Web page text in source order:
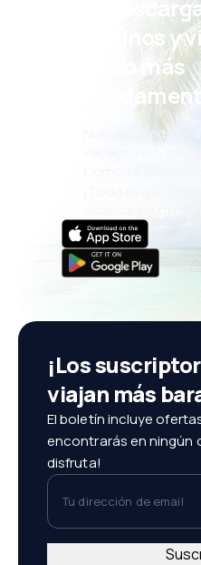
¡Eh!
eDestinos y
incluso más
Nuevas ofertas
vacaciones,
Cómoda gestión
¡Todo lo que
¡Los
viajan más
El boletín incluye
encontrarás en ningún
disfruta!
Tu dirección de email